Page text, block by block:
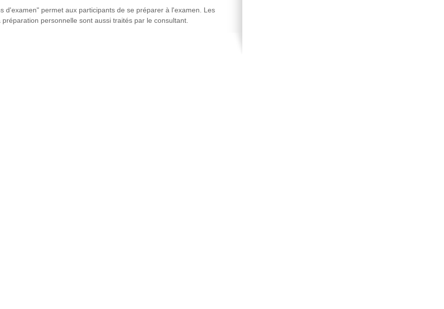
d'examen" permet aux participants de se préparer à l'examen. Les
personnelle sont aussi traités par le consultant.